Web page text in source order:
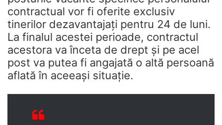
contractual vor fi oferite exclusiv
tinerilor dezavantajați pentru 24 de luni.
La finalul acestei perioade, contractul
acestora va înceta de drept și pe acel
post va putea fi angajată o altă persoană
aflată în aceeași situație.